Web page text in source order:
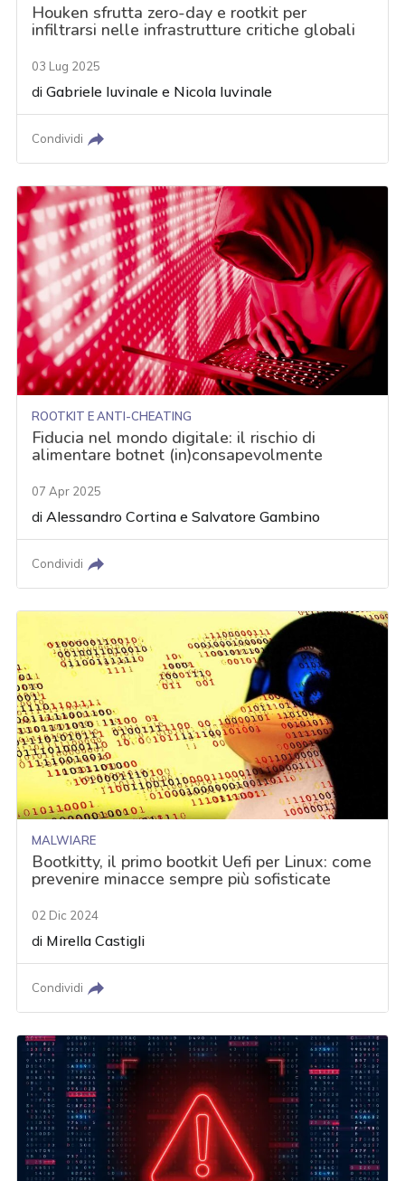
Houken sfrutta zero-day e rootkit per
infiltrarsi nelle infrastrutture critiche globali
03 Lug 2025
diGabriele Iuvinale e Nicola Iuvinale
Condividi
ROOTKIT E ANTI-CHEATING
Fiducia nel mondo digitale: il rischio di
alimentare botnet (in)consapevolmente
07 Apr 2025
diAlessandro Cortina eSalvatore Gambino
Condividi
MALWIARE
Bootkitty, il primo bootkit Uefi per Linux: come
prevenire minacce sempre più sofisticate
02 Dic 2024
di Mirella Castigli
Condividi